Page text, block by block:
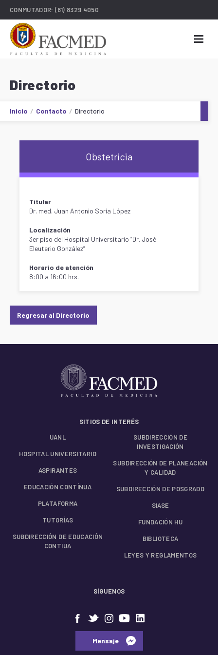
CONMUTADOR:(81) 8329 4050
Directorio
Inicio Contacto Directorio
Obstetricia
Titular
Dr. med. Juan Antonio Soria López
Localización
3er piso del Hospital Universitario “Dr. José
Eleuterio González”
Horario de atención
8:00 a 16:00 hrs.
Regresar al Directorio
SITIOS DE INTERÉS
UANL
HOSPITAL UNIVERSITARIO
ASPIRANTES
EDUCACIÓN CONTÍNUA
PLATAFORMA
TUTORÍAS
SUBDIRECCIÓN DE EDUCACIÓN
CONTIUA
SUBDIRECCIÓN DE
INVESTIGACIÓN
SUBDIRECCIÓN DE PLANEACIÓN
Y CALIDAD
SUBDIRECCIÓN DE POSGRADO
SIASE
FUNDACIÓN HU
BIBLIOTECA
LEYES Y REGLAMENTOS
SÍGUENOS
⠀⠀Mensaje⠀